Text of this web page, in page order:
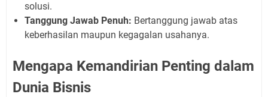
solusi.
Tanggung Jawab Penuh: Bertanggung jawab atas
keberhasilan maupun kegagalan usahanya.
Mengapa Kemandirian Penting dalam
Dunia Bisnis